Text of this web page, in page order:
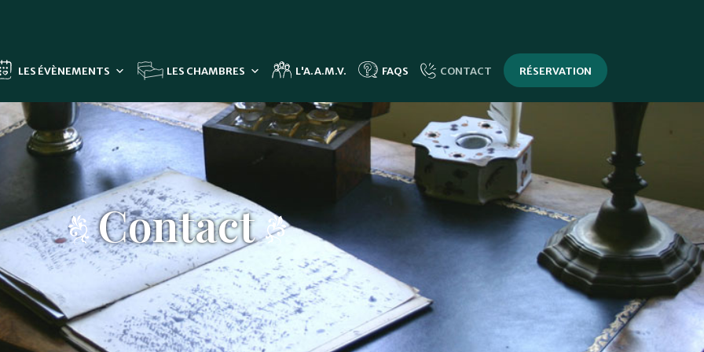
LES ÉVÈNEMENTS LES CHAMBRES L'A.A.M.V. FAQS CONTACT RÉSERVATION
Contact